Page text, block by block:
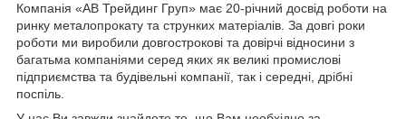
Компанія «АВ Трейдинг Груп» має 20-річний досвід роботи на
ринку металопрокату та струнких матеріалів. За довгі роки
роботи ми виробили довгострокові та довірчі відносини з
багатьма компаніями серед яких як великі промислові
підприємства та будівельні компанії, так і середні, дрібні
поспіль.